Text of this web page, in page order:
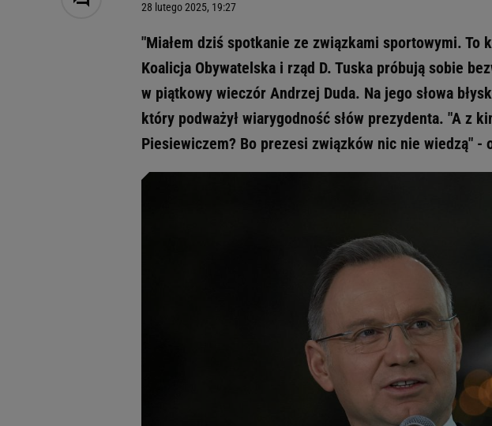
28 lutego 2025, 19:27
"Miałem dziś spotkanie ze związkami sportowymi. To
Koalicja Obywatelska i rząd D. Tuska próbują sobie
w piątkowy wieczór Andrzej Duda. Na jego słowa
który podważył wiarygodność słów prezydenta. "A z
Piesiewiczem? Bo prezesi związków nic nie wiedzą" -
badnie odbiorców i ulepszanie usług.